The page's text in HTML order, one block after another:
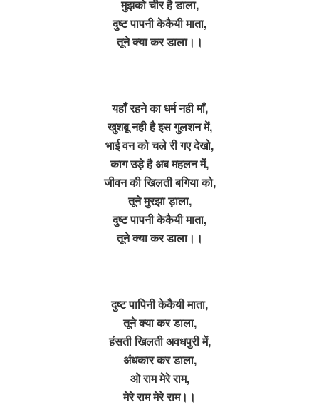
मुझको चीर है डाला,
दुष्ट पापनी केकैयी माता,
तूने क्या कर डाला।।
यहॉँ रहने का धर्म नही माँ,
खुशबू नही है इस गुलशन में,
भाई वन को चले री गए देखो,
काग उड़े है अब महलन में,
जीवन की खिलती बगिया को,
तूने मुरझा ड़ाला,
दुष्ट पापनी केकैयी माता,
तूने क्या कर डाला।।
दुष्ट पापिनी केकैयी माता,
तूने क्या कर डाला,
हंसती खिलती अवधपुरी में,
अंधकार कर डाला,
ओ राम मेरे राम,
मेरे राम मेरे राम।।